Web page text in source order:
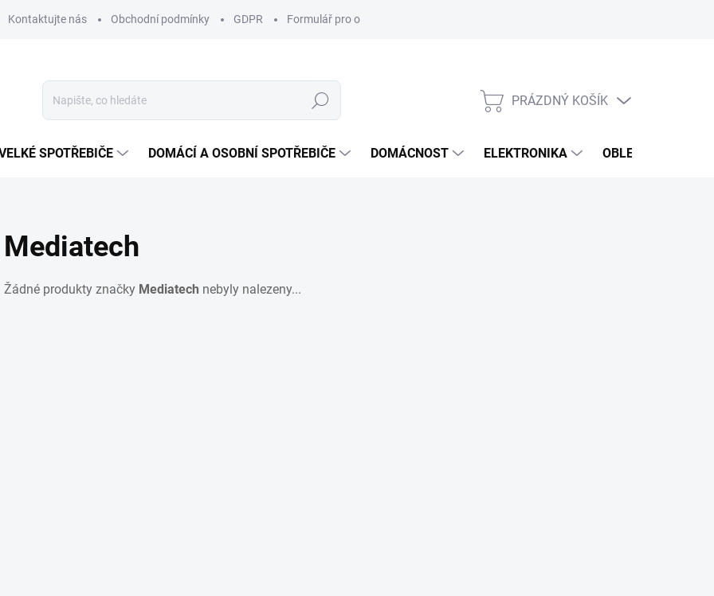
Kontaktujte nás Obchodní podmínky GDPR Formulář pro odstoupení od smlouvy
Hledat
NÁKUPNÍ
PRÁZDNÝ KOŠÍK
SPOTŘEBIČE DOMÁCÍ A OSOBNÍ SPOTŘEBIČE DOMÁCNOST ELEKTRONIKA OBLEČENÍ, OBUV
Mediatech
Žádné produkty značky Mediatech nebyly nalezeny...